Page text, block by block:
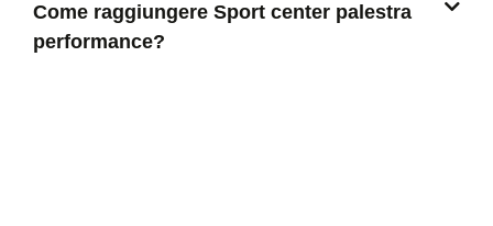
Come raggiungere Sport center palestra
performance?